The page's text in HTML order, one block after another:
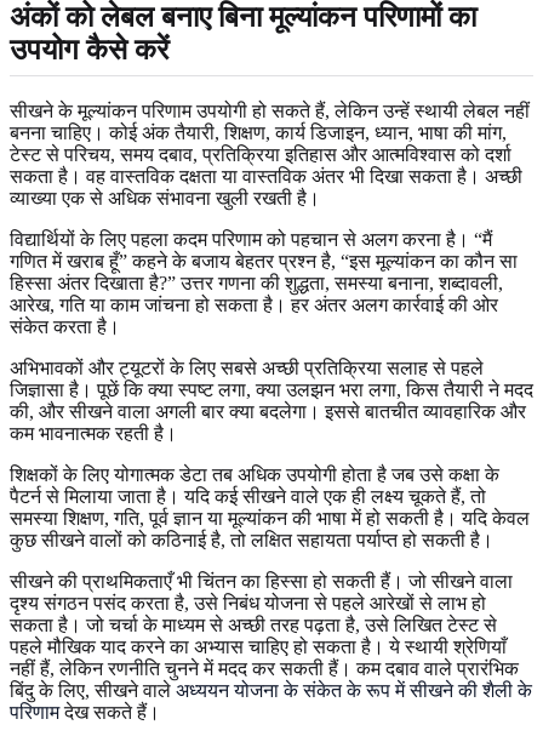
अंकों को लेबल बनाए बिना मूल्यांकन परिणामों का
उपयोग कैसे करें
सीखने के मूल्यांकन परिणाम उपयोगी हो सकते हैं, लेकिन उन्हें स्थायी लेबल नहीं
बनना चाहिए। कोई अंक तैयारी, शिक्षण, कार्य डिजाइन, ध्यान, भाषा की मांग,
टेस्ट से परिचय, समय दबाव, प्रतिक्रिया इतिहास और आत्मविश्वास को दर्शा
सकता है। वह वास्तविक दक्षता या वास्तविक अंतर भी दिखा सकता है। अच्छी
व्याख्या एक से अधिक संभावना खुली रखती है।
विद्यार्थियों के लिए पहला कदम परिणाम को पहचान से अलग करना है। “मैं
गणित में खराब हूँ” कहने के बजाय बेहतर प्रश्न है, “इस मूल्यांकन का कौन सा
हिस्सा अंतर दिखाता है?” उत्तर गणना की शुद्धता, समस्या बनाना, शब्दावली,
आरेख, गति या काम जांचना हो सकता है। हर अंतर अलग कार्रवाई की ओर
संकेत करता है।
अभिभावकों और ट्यूटरों के लिए सबसे अच्छी प्रतिक्रिया सलाह से पहले
जिज्ञासा है। पूछें कि क्या स्पष्ट लगा, क्या उलझन भरा लगा, किस तैयारी ने मदद
की, और सीखने वाला अगली बार क्या बदलेगा। इससे बातचीत व्यावहारिक और
कम भावनात्मक रहती है।
शिक्षकों के लिए योगात्मक डेटा तब अधिक उपयोगी होता है जब उसे कक्षा के
पैटर्न से मिलाया जाता है। यदि कई सीखने वाले एक ही लक्ष्य चूकते हैं, तो
समस्या शिक्षण, गति, पूर्व ज्ञान या मूल्यांकन की भाषा में हो सकती है। यदि केवल
कुछ सीखने वालों को कठिनाई है, तो लक्षित सहायता पर्याप्त हो सकती है।
सीखने की प्राथमिकताएँ भी चिंतन का हिस्सा हो सकती हैं। जो सीखने वाला
दृश्य संगठन पसंद करता है, उसे निबंध योजना से पहले आरेखों से लाभ हो
सकता है। जो चर्चा के माध्यम से अच्छी तरह पढ़ता है, उसे लिखित टेस्ट से
पहले मौखिक याद करने का अभ्यास चाहिए हो सकता है। ये स्थायी श्रेणियाँ
नहीं हैं, लेकिन रणनीति चुनने में मदद कर सकती हैं। कम दबाव वाले प्रारंभिक
बिंदु के लिए, सीखने वाले अध्ययन योजना के संकेत के रूप में सीखने की शैली के
परिणामदेख सकते हैं।